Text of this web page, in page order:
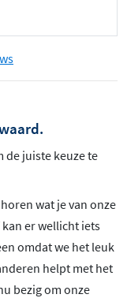
de juiste keuze te
wat je van onze
er wellicht iets
omdat we het leuk
helpt met het
bezig om onze